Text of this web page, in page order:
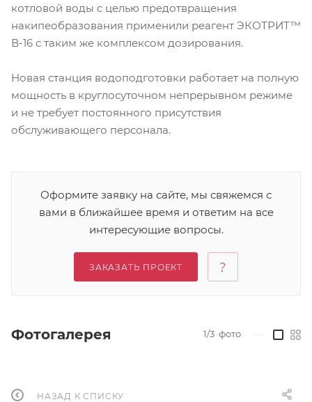
котловой воды с целью предотвращения
накипеобразования применили реагент ЭКОТРИТ™
В-16 с таким же комплексом дозирования.
Новая станция водоподготовки работает на полную
мощность в круглосуточном непрерывном режиме
и не требует постоянного присутствия
обслуживающего персонала.
Оформите заявку на сайте, мы свяжемся с
вами в ближайшее время и ответим на все
интересующие вопросы.
ЗАКАЗАТЬ ПРОЕКТ
Фотогалерея 1/3 фото
НАЗАД К СПИСКУ